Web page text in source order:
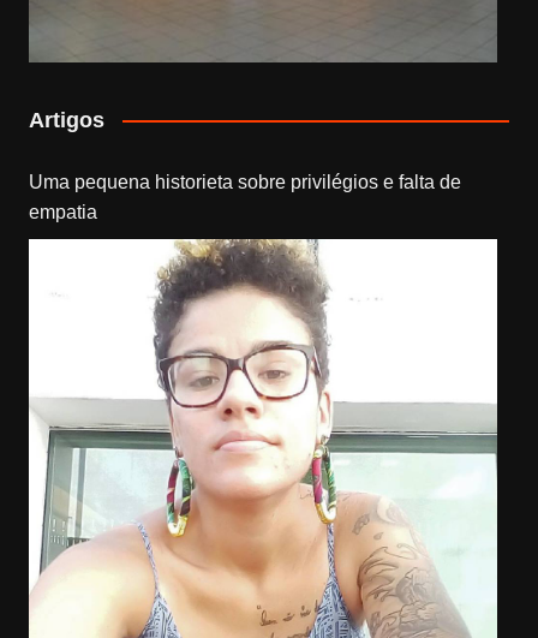
Artigos
Uma pequena historieta sobre privilégios e falta de
empatia